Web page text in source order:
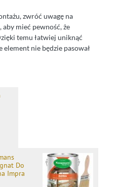
zwróć uwagę na
mieć pewność, że
temu łatwiej uniknąć
element nie będzie pasował
Do
Impra